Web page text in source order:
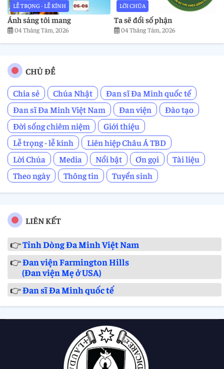
LỄ TRỌNG - LỄ KÍNH
Ánh sáng tôi mang
04 Tháng Tám, 2026
LỜI CHÚA
Ta sẽ đổi số phận
04 Tháng Tám, 2026
CHỦ ĐỀ
Chia sẻ
Chúa Nhật
Đan sĩ Đa Minh quốc tế
Đan sĩ Đa Minh Việt Nam
Đan viện
Đào tạo
Đời sống chiêm niệm
Giới thiệu
Lễ trọng - lễ kính
Liên hiệp Châu Á TBD
Lời Chúa
Media Nổi bật Ơn gọi
Tài liệu
Theo ngày
Thông tin Tuyển sinh
LIÊN KẾT
👉Tỉnh Dòng Đa Minh Việt Nam
👉Đan viện Farmington Hills
(Đan viện Mẹ ở USA)
👉Đan sĩ Đa Minh quốc tế